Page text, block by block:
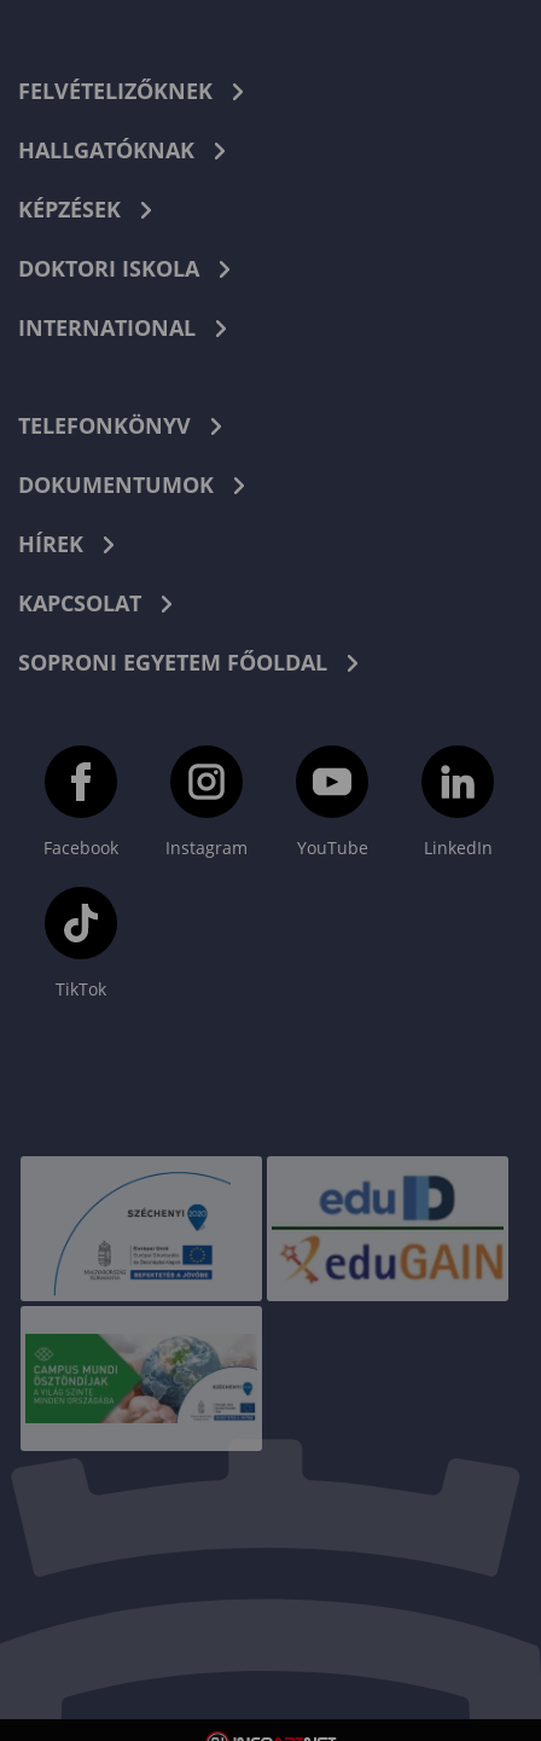
FELVÉTELIZŐKNEK
HALLGATÓKNAK
KÉPZÉSEK
DOKTORI ISKOLA
INTERNATIONAL
TELEFONKÖNYV
DOKUMENTUMOK
HÍREK
KAPCSOLAT
SOPRONI EGYETEM FŐOLDAL
Facebook Instagram YouTube LinkedIn
TikTok